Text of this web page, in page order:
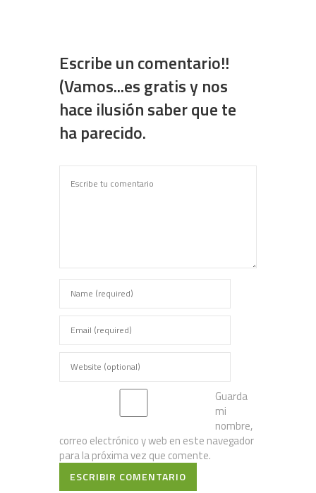
Escribe un comentario!!
(Vamos...es gratis y nos
hace ilusión saber que te
ha parecido.
Guarda
mi
nombre,
correo electrónico y web en este navegador
para la próxima vez que comente.
ESCRIBIR COMENTARIO